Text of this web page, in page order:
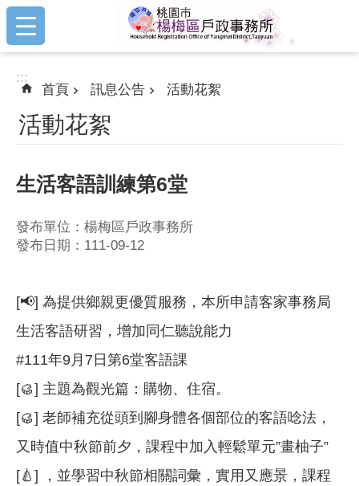
跳到主要內容區塊
:::
:::
首頁 訊息公告 活動花絮
活動花絮
生活客語訓練第6堂
發布單位：楊梅區戶政事務所
發布日期：111-09-12
[📢] 為提供鄉親更優質服務，本所申請客家事務局
生活客語研習，增加同仁聽說能力
#111年9月7日第6堂客語課
[🥮] 主題為觀光篇：購物、住宿。
[🥮] 老師補充從頭到腳身體各個部位的客語唸法，
又時值中秋節前夕，課程中加入輕鬆單元”畫柚子”
[🍐] ，並學習中秋節相關詞彙，實用又應景，課程